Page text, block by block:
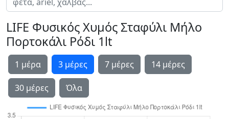
LIFE Φυσικός Χυμός Σταφύλι Μήλο
Πορτοκάλι Ρόδι 1lt
1 μέρα 3 μέρες 7 μέρες 14 μέρες
30 μέρες Όλα